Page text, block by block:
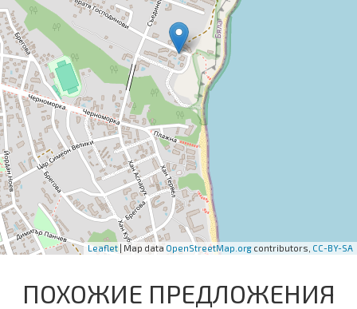
Leaflet | Map data OpenStreetMap.org contributors, CC-BY-SA
ПОХОЖИЕ ПРЕДЛОЖЕНИЯ